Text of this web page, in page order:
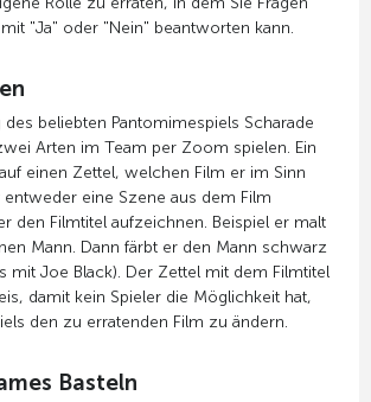
"Ja" oder "Nein" beantworten kann.
beliebten Pantomimespiels Scharade
Arten im Team per Zoom spielen. Ein
einen Zettel, welchen Film er im Sinn
entweder eine Szene aus dem Film
den Filmtitel aufzeichnen. Beispiel er malt
Mann. Dann färbt er den Mann schwarz
mit Joe Black). Der Zettel mit dem Filmtitel
damit kein Spieler die Möglichkeit hat,
den zu erratenden Film zu ändern.
Basteln